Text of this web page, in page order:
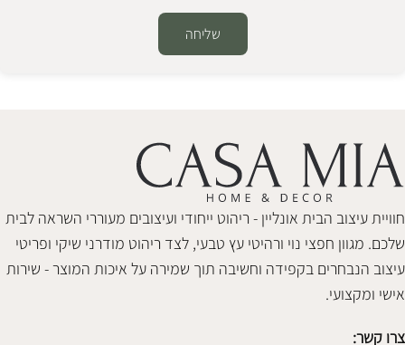
שליחה
חוויית עיצוב הבית אונליין - ריהוט ייחודי ועיצובים מעוררי השראה לבית
שלכם. מגוון חפצי נוי ורהיטי עץ טבעי, לצד ריהוט מודרני שיקי ופריטי
עיצוב הנבחרים בקפידה וחשיבה תוך שמירה על איכות המוצר - שירות
אישי ומקצועי.
צרו קשר: